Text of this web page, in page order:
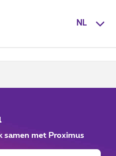
NL
samen met Proximus